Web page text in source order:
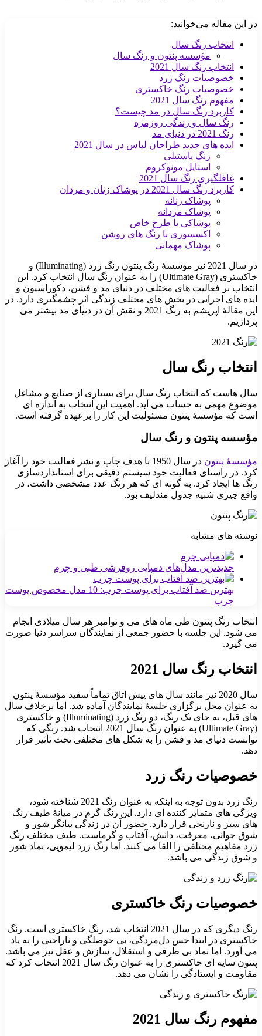
در این مقاله می‌خوانید:
انتخاب رنگ سال
مؤسسه پنتون و رنگ سال
انتخاب رنگ سال 2021
خصوصیات رنگ زرد
خصوصیات رنگ خاکستری
مفهوم رنگ سال 2021
کاربرد رنگ سال در مد چیست؟
رنگ سال و زندگی روزمره
رنگ 2021 در دنیای مد
ایده های جدید طراحان لباس در سال 2021
رنگ پاستیلی
استایل مونوکروم
غافلگیری رنگ سال 2021
کاربرد رنگ سال 2021 در پوشاک زنان و مردان
پوشاک زنانه
پوشاک مردانه
پوشاکی با طرح خاص
اکسسوری با رنگ های روشن
پوشاک مهمانی
در سال 2021 نیز مؤسسۀ رنگ پنتون رنگ زرد (Illuminating) و
خاکستری (Ultimate Gray) را به عنوان رنگ سال انتخاب کرد. این
انتخاب بر فعالیت های مختلف در دنیای مد و فشن، دکوراسیون و
ایده های اجرایی در بخش های مختلف زندگی اثر چشمگیری دارد. در
این مقالۀ اپریشم به رنگ 2021 و نقش آن در دنیای مد بیشتر می
پردازیم.
انتخاب رنگ سال
سال هاست که انتخاب رنگ سال برای بسیاری از صنایع و مشاغل
موضوع مهمی به حساب می آید. اهمیت این انتخاب به اندازه ای
است که مؤسسۀ پنتون مسئولیت این کار را برعهده گرفته است.
مؤسسه پنتون و رنگ سال
مؤسسۀ پنتون
در سال 1950 با هدف چاپ و نشر فعالیت خود را آغاز
کرد. در راستای فعالیت خود سیستم دقیقی برای استانداردسازی
رنگ ها ایجاد کرد. به گونه ای که هر رنگ عدد مشخصی داشت، در
واقع چیزی شبیه جدول مندلیف بود.
نوشته های مشابه
جدیدترین مدل‌های دمپایی روفرشی طبی و چرم
بهترین ضد آفتاب برای پوست چرب: 10 مدل مخصوص پوست
چرب
انتخاب رنگ پنتون طی ماه های می و نوامبر هر سال میلادی انجام
می شود. این جلسه با حضور جمعی از نمایندگان سراسر دنیا صورت
می گیرد.
انتخاب رنگ سال 2021
سال 2020 نیز مانند سال های پیش اتاق تماماً سفید مؤسسۀ پنتون
به عنوان محل برگزاری جلسۀ نمایندگان آماده شد. اما برخلاف سال
های قبل، به جای یک رنگ، دو رنگ زرد (Illuminating) و خاکستری
(Ultimate Gray) به عنوان رنگ سال 2021 انتخاب شد. رنگی که
توانست دنیای مد و فشن را به شکل های مختلفی تحت تأثیر قرار
دهد.
خصوصیات رنگ زرد
رنگ زرد بدون توجه به اینکه به عنوان رنگ 2021 شناخته شود،
ویژگی های متمایز کننده ای دارد. این رنگ گرم در میانۀ طیف رنگ
های سبز و نارنجی قرار دارد. حضور آن در زندگی بیانگر شور و
شوق جوانی، معرفت، دانش، آفتاب و گرماست. طیف مختلف رنگ
زرد مفاهیم مختلفی را القا می کنند. اما رنگ زرد لیمویی، نماد شور
و شوق زندگی می باشد.
خصوصیات رنگ خاکستری
رنگ دیگری که در سال 2021 انتخاب شد، رنگ خاکستری است. رنگ
خاکستری در ابتدا حس دل‌مردگی، بی حوصلگی و ناراحتی را به یاد
می آورد. اما نماد بی طرفی و استقلال، سازش و عقل نیز می باشد.
پنتون سایه ای خاکستری را به عنوان رنگ سال 2021 انتخاب کرد که
مقاومت و ایستادگی را نشان می دهد.
مفهوم رنگ سال 2021